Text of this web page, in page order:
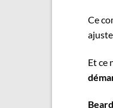
Ce
Et ce